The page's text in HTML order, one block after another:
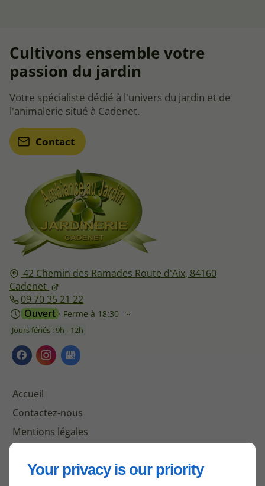
Your privacy is our priority
42 Chemin des Ramades Route d'Aix, 84160
Cadenet
09 70 35 21 22
Ouvert ⋅ Ferme à 18:30
Jours fériés : 9h - 12h
Accueil
Contactez-nous
Mentions légales
Cultivons ensemble votre
passion du jardin
Votre spécialiste dédié à l'univers du jardin et de
l'animalerie situé à Cadenet.
Contact